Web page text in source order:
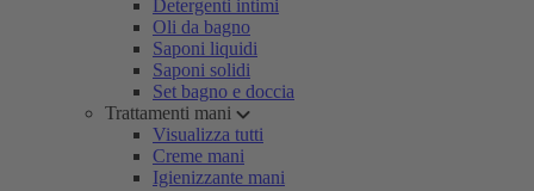
Detergenti intimi
Oli da bagno
Saponi liquidi
Saponi solidi
Set bagno e doccia
Trattamenti mani
Visualizza tutti
Creme mani
Igienizzante mani